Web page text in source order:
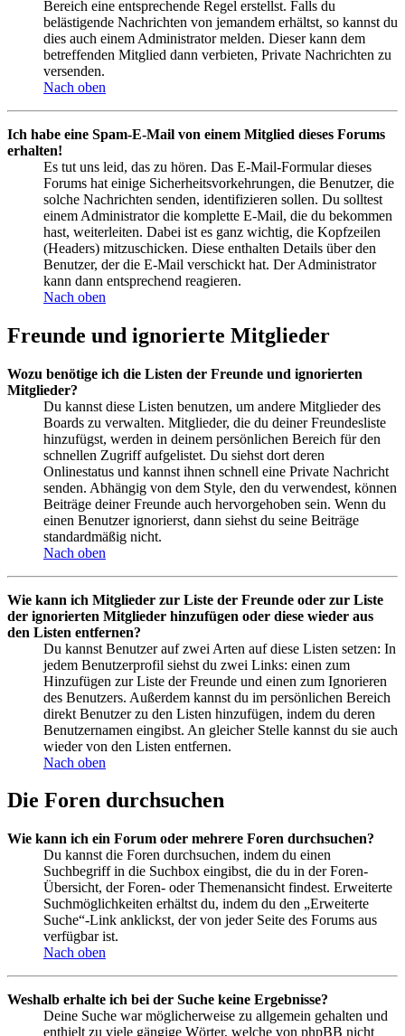
Bereich eine entsprechende Regel erstellst. Falls du
belästigende Nachrichten von jemandem erhältst, so kannst du
dies auch einem Administrator melden. Dieser kann dem
betreffenden Mitglied dann verbieten, Private Nachrichten zu
versenden.
Nach oben
Ich habe eine Spam-E-Mail von einem Mitglied dieses Forums
erhalten!
Es tut uns leid, das zu hören. Das E-Mail-Formular dieses
Forums hat einige Sicherheitsvorkehrungen, die Benutzer, die
solche Nachrichten senden, identifizieren sollen. Du solltest
einem Administrator die komplette E-Mail, die du bekommen
hast, weiterleiten. Dabei ist es ganz wichtig, die Kopfzeilen
(Headers) mitzuschicken. Diese enthalten Details über den
Benutzer, der die E-Mail verschickt hat. Der Administrator
kann dann entsprechend reagieren.
Nach oben
Freunde und ignorierte Mitglieder
Wozu benötige ich die Listen der Freunde und ignorierten
Mitglieder?
Du kannst diese Listen benutzen, um andere Mitglieder des
Boards zu verwalten. Mitglieder, die du deiner Freundesliste
hinzufügst, werden in deinem persönlichen Bereich für den
schnellen Zugriff aufgelistet. Du siehst dort deren
Onlinestatus und kannst ihnen schnell eine Private Nachricht
senden. Abhängig von dem Style, den du verwendest, können
Beiträge deiner Freunde auch hervorgehoben sein. Wenn du
einen Benutzer ignorierst, dann siehst du seine Beiträge
standardmäßig nicht.
Nach oben
Wie kann ich Mitglieder zur Liste der Freunde oder zur Liste
der ignorierten Mitglieder hinzufügen oder diese wieder aus
den Listen entfernen?
Du kannst Benutzer auf zwei Arten auf diese Listen setzen: In
jedem Benutzerprofil siehst du zwei Links: einen zum
Hinzufügen zur Liste der Freunde und einen zum Ignorieren
des Benutzers. Außerdem kannst du im persönlichen Bereich
direkt Benutzer zu den Listen hinzufügen, indem du deren
Benutzernamen eingibst. An gleicher Stelle kannst du sie auch
wieder von den Listen entfernen.
Nach oben
Die Foren durchsuchen
Wie kann ich ein Forum oder mehrere Foren durchsuchen?
Du kannst die Foren durchsuchen, indem du einen
Suchbegriff in die Suchbox eingibst, die du in der Foren-
Übersicht, der Foren- oder Themenansicht findest. Erweiterte
Suchmöglichkeiten erhältst du, indem du den „Erweiterte
Suche“-Link anklickst, der von jeder Seite des Forums aus
verfügbar ist.
Nach oben
Weshalb erhalte ich bei der Suche keine Ergebnisse?
Deine Suche war möglicherweise zu allgemein gehalten und
enthielt zu viele gängige Wörter, welche von phpBB nicht